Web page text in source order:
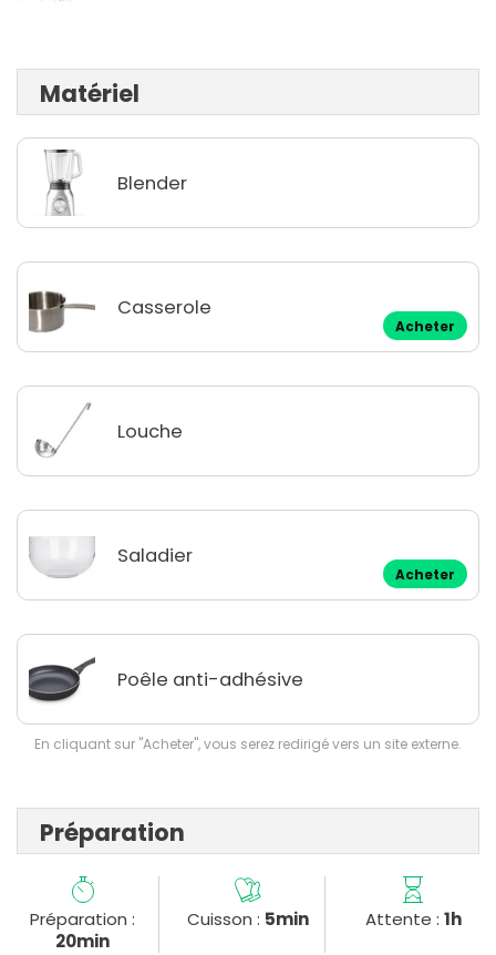
Matériel
Blender
Casserole
Acheter
Louche
Saladier
Acheter
Poêle anti-adhésive
En cliquant sur "Acheter", vous serez redirigé vers un site externe.
Préparation
Préparation :
20min
Cuisson : 5min Attente : 1h